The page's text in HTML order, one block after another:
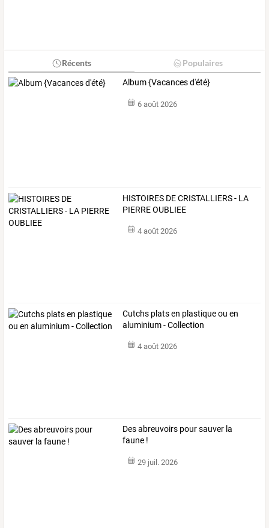
Récents Populaires
Album {Vacances d'été}
6 août 2026
HISTOIRES DE CRISTALLIERS - LA
PIERRE OUBLIEE
4 août 2026
Cutchs plats en plastique ou en
aluminium - Collection
4 août 2026
Des abreuvoirs pour sauver la
faune !
29 juil. 2026